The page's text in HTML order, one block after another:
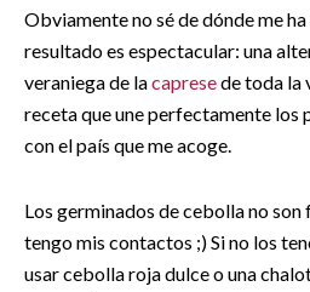
Obviamente no sé de dónde me
resultado es espectacular: una
veraniega de lacapresede toda la
receta que une perfectamente los
con el país que me acoge.
Los germinados de cebolla no
tengo mis contactos ;) Si no los
usar cebolla roja dulce o una